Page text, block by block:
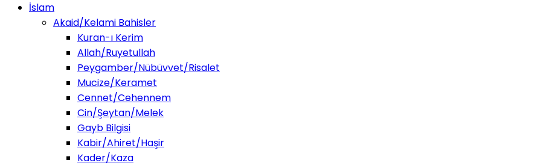
İslam
Akaid/Kelami Bahisler
Kuran-ı Kerim
Allah/Ruyetullah
Peygamber/Nübüvvet/Risalet
Mucize/Keramet
Cennet/Cehennem
Cin/Şeytan/Melek
Gayb Bilgisi
Kabir/Ahiret/Haşir
Kader/Kaza